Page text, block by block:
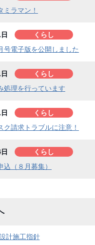
ミラマン！
日
くらし
号電子版を公開しました
日
くらし
処理を行っています
日
くらし
ク請求トラブルに注意！
日
くらし
（８月募集）
計施工指針